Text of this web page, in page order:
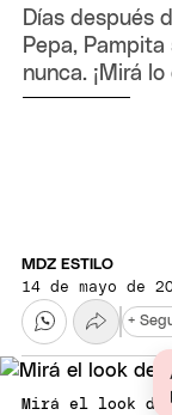
Días después
Pepa,
nunca. ¡Mirá
MDZ ESTILO
14 de mayo de
+
Mirá el look de